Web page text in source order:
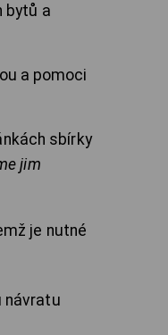
bytů a
a pomoci
sbírky
jim
je nutné
návratu